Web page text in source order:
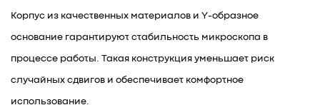
Корпус из качественных материалов и Y-образное
основание гарантируют стабильность микроскопа в
процессе работы. Такая конструкция уменьшает риск
случайных сдвигов и обеспечивает комфортное
использование.